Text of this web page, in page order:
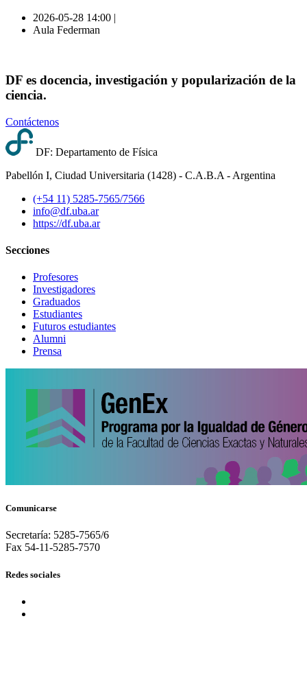
2026-05-28 14:00 |
Aula Federman
DF es docencia, investigación y popularización de la
ciencia.
Contáctenos
DF: Departamento de Física
Pabellón I, Ciudad Universitaria (1428) - C.A.B.A - Argentina
(+54 11) 5285-7565/7566
info@df.uba.ar
https://df.uba.ar
Secciones
Profesores
Investigadores
Graduados
Estudiantes
Futuros estudiantes
Alumni
Prensa
Comunicarse
Secretaría: 5285-7565/6
Fax 54-11-5285-7570
Redes sociales